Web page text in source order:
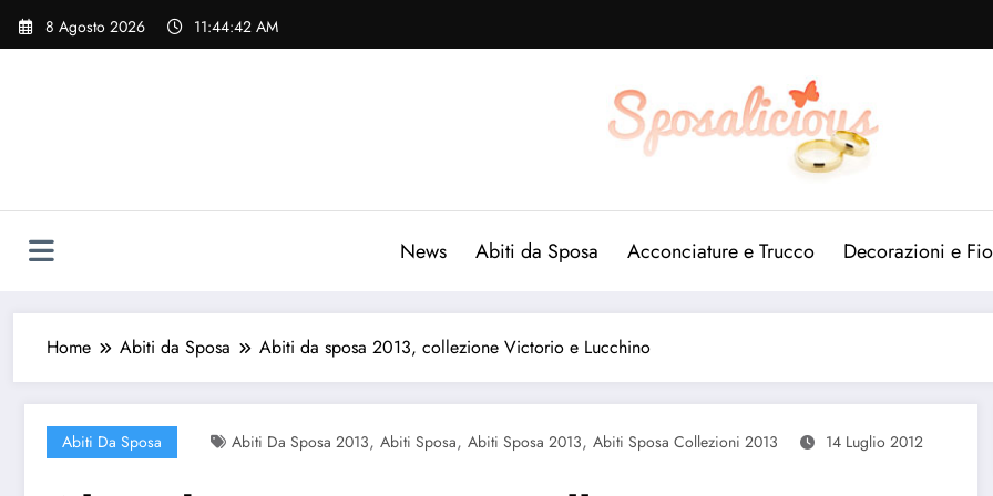
Vai
8 Agosto 2026 11:44:43 AM
News Abiti da Sposa Acconciature e Trucco Decorazioni e
Home Abiti da Sposa Abiti da sposa 2013, collezione Victorio e Lucchino
Abiti Da Sposa Abiti Da Sposa 2013, Abiti Sposa, Abiti Sposa 2013, Abiti Sposa Collezioni 2013 14 Luglio 2012